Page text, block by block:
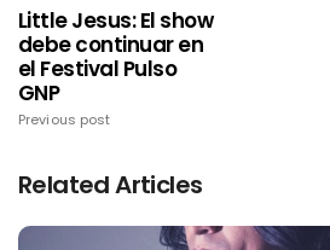
Little Jesus: El show
debe continuar en
el Festival Pulso
GNP
Previous post
Related Articles